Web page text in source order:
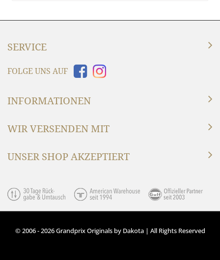
SERVICE
FOLGE UNS AUF
INFORMATIONEN
WIR VERSENDEN MIT
UNSER SHOP AKZEPTIERT
© 2006 - 2026 Grandprix Originals by Dakota | All Rights Reserved